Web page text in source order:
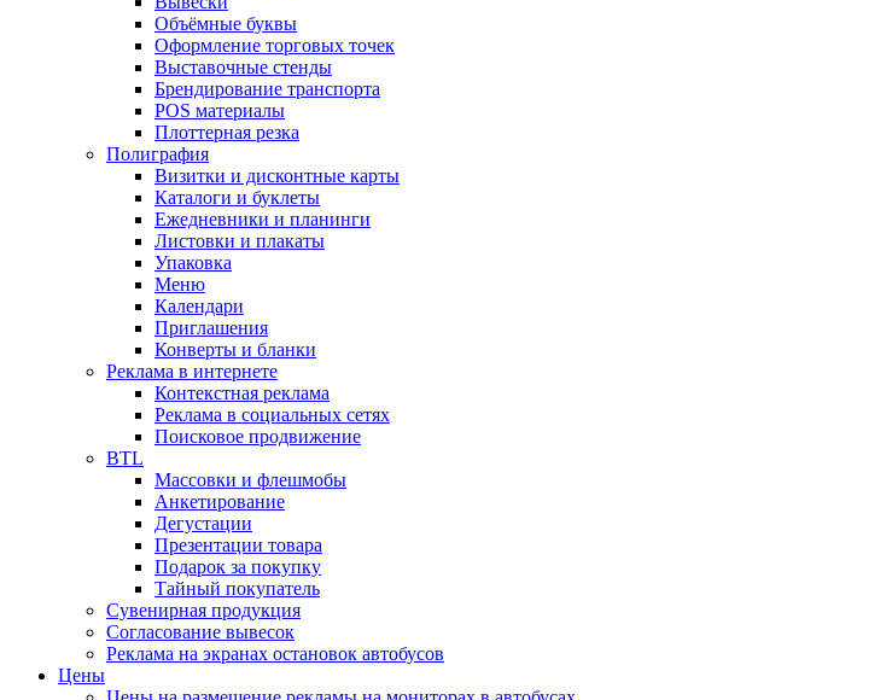
Объёмные буквы
Оформление торговых точек
Выставочные стенды
Брендирование транспорта
POS материалы
Плоттерная резка
Полиграфия
Визитки и дисконтные карты
Каталоги и буклеты
Ежедневники и планинги
Листовки и плакаты
Упаковка
Меню
Календари
Приглашения
Конверты и бланки
Реклама в интернете
Контекстная реклама
Реклама в социальных сетях
Поисковое продвижение
BTL
Массовки и флешмобы
Анкетирование
Дегустации
Презентации товара
Подарок за покупку
Тайный покупатель
Сувенирная продукция
Согласование вывесок
Реклама на экранах остановок автобусов
Цены